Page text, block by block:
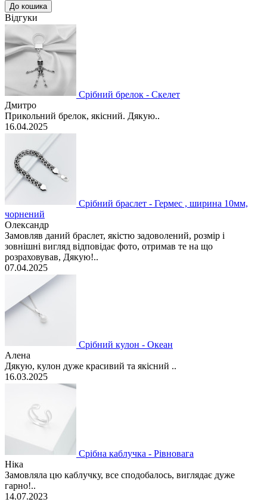
До кошика
Відгуки
Срібний брелок - Скелет
Дмитро
Прикольний брелок, якісний. Дякую..
16.04.2025
Срібний браслет - Гермес , ширина 10мм,
чорнений
Олександр
Замовляв даний браслет, якістю задоволений, розмір і
зовнішні вигляд відповідає фото, отримав те на що
розраховував, Дякую!..
07.04.2025
Срібний кулон - Океан
Алена
Дякую, кулон дуже красивий та якісний ..
16.03.2025
Срібна каблучка - Рівновага
Ніка
Замовляла цю каблучку, все сподобалось, виглядає дуже
гарно!..
14.07.2023